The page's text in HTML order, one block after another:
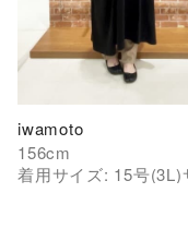
iwamoto
156cm
着用サイズ: 15号(3L)